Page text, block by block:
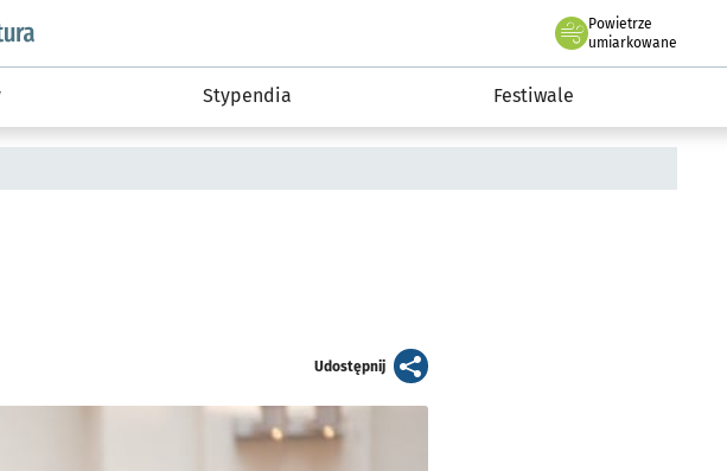
podserwis: Kultura
Powietrze
we Wrocławiu
umiarkowane
Stypendia Festiwale
Udostępnijartykuł